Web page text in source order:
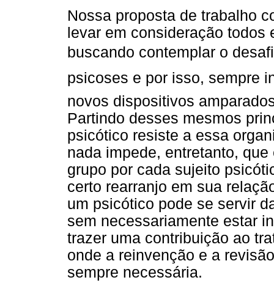
Nossa proposta de trabalho
levar em consideração
buscando contemplar o
psicoses e por isso, sempre
novos dispositivos
Partindo desses mesmos
psicótico resiste a essa
nada impede, entretanto,
grupo por cada sujeito
certo rearranjo em sua
um psicótico pode se servir
sem necessariamente estar
trazer uma contribuição ao
onde a reinvenção e a
sempre necessária.